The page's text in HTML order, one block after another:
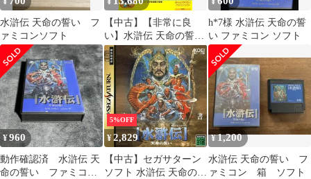
水滸伝 天命の誓い フ
ァミコンソフト
【中古】【非常に良
い】水滸伝 天命の誓い
(説明扉付きスリムパッ
ケージ版) o7r6kf1
h*7様 水滸伝 天命の誓
い ファミコン ソフト
¥960
動作確認済 水滸伝 天
命の誓い ファミコン
5%OFF
¥2,829
【中古】セガサターン
ソフト 水滸伝 天命の誓
¥1,200
水滸伝 天命の誓い フ
ァミコン 箱 ソフト